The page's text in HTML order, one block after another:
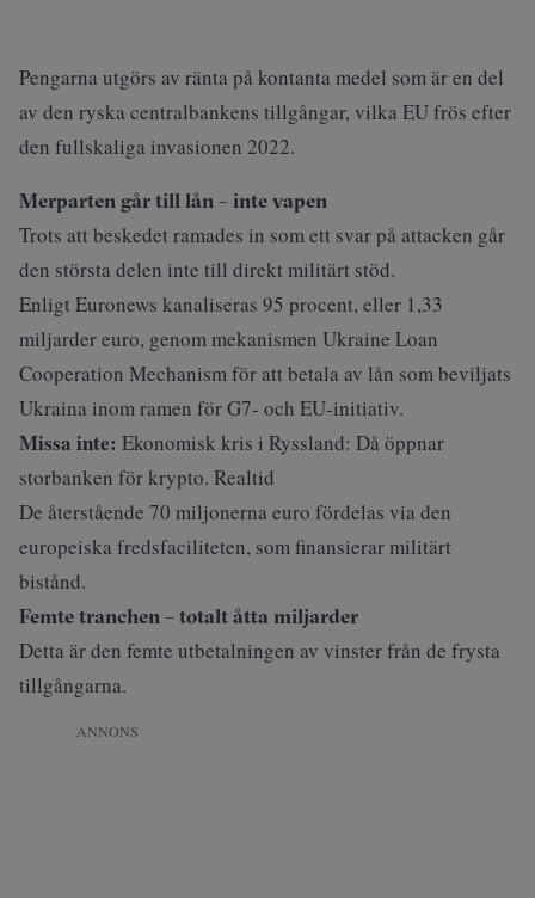
Pengarna utgörs av ränta på kontanta medel som är en del
av den ryska centralbankens tillgångar, vilka EU frös efter
den fullskaliga invasionen 2022.
Merparten går till lån – inte vapen
Trots att beskedet ramades in som ett svar på attacken går
den största delen inte till direkt militärt stöd.
Enligt Euronews kanaliseras 95 procent, eller 1,33
miljarder euro, genom mekanismen Ukraine Loan
Cooperation Mechanism för att betala av lån som beviljats
Ukraina inom ramen för G7- och EU-initiativ.
Missa inte: Ekonomisk kris i Ryssland: Då öppnar
storbanken för krypto. Realtid
De återstående 70 miljonerna euro fördelas via den
europeiska fredsfaciliteten, som finansierar militärt
bistånd.
Femte tranchen – totalt åtta miljarder
Detta är den femte utbetalningen av vinster från de frysta
tillgångarna.
ANNONS